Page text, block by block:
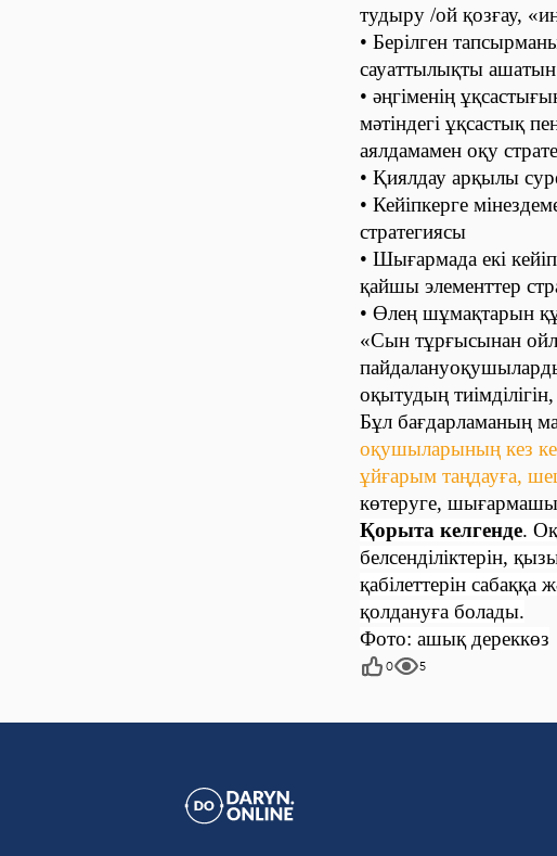
тудыру /ой қозғау,
• Берілген
сауаттылықты ашатын
• әңгіменің
мәтіндегі ұқсастық
аялдамамен оқу
• Қиялдау арқылы
• Кейіпкерге
стратегиясы
• Шығармада екі
қайшы элементтер
• Өлең шұмақтарын
«Сын тұрғысынан
оқытудың
Бұл бағдарламаның
оқушыларының кез
ұйғарым таңдауға,
көтеруге,
Қорыта келгенде.
белсенділіктерін,
қабілеттерін сабаққа
қолдануға болады.
Фото: ашық дереккөз
0 5